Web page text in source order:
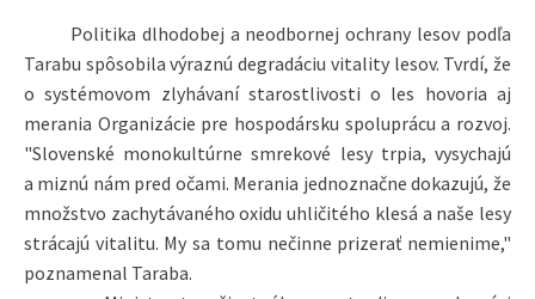
Politika dlhodobej a neodbornej ochrany lesov podľa
Tarabu spôsobila výraznú degradáciu vitality lesov. Tvrdí, že
o systémovom zlyhávaní starostlivosti o les hovoria aj
merania Organizácie pre hospodársku spoluprácu a rozvoj.
"Slovenské monokultúrne smrekové lesy trpia, vysychajú
a miznú nám pred očami. Merania jednoznačne dokazujú, že
množstvo zachytávaného oxidu uhličitého klesá a naše lesy
strácajú vitalitu. My sa tomu nečinne prizerať nemienime,"
poznamenal Taraba.